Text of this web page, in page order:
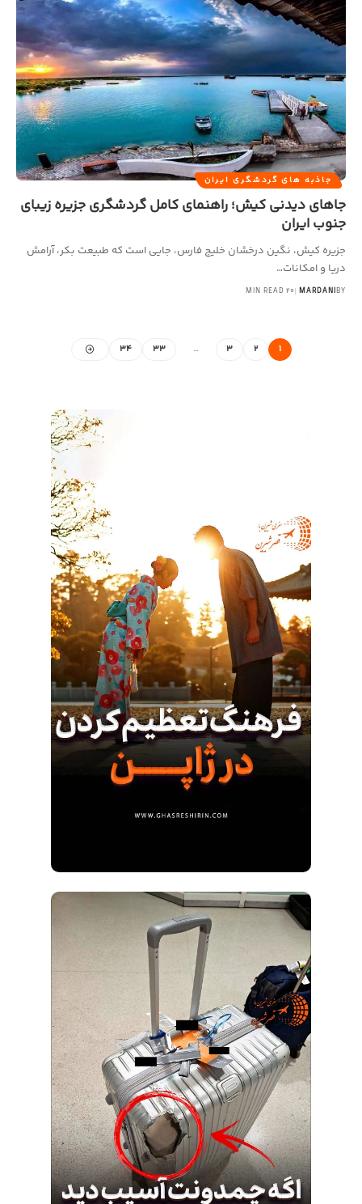
جاذبه های گردشگری ایران
جاهای دیدنی کیش؛ راهنمای کامل گردشگری جزیره زیبای
جنوب ایران
جزیره کیش، نگین درخشان خلیج فارس، جایی است که طبیعت بکر، آرامش
دریا و امکانات…
BY
MARDANI
20 MIN READ
2
3
…
33
34